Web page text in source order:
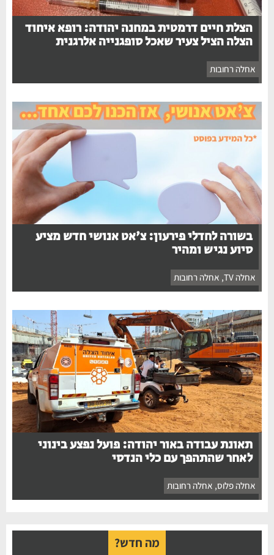
הצלת חיים דרמטית במחנה יהודה: רופא איחוד
הצלה הציל צעיר שאכל סופגנייה אלרגנית
אחלה רחובות
בשורה לחדלי פירעון: צ'אט אנושי חדש מציע
סיוע נגיש ומהיר
אחלה TV , אחלה רחובות
תאונת עבודה באור יהודה: פועל נפצע בינוני
לאחר שהתהפך עם כלי הנדסי
אחלה פלוס, אחלה רחובות
מה חדש?